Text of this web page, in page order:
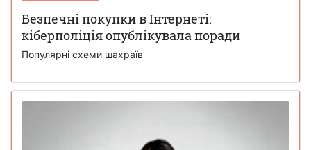
Безпечні покупки в Інтернеті:
кіберполіція опублікувала поради
Популярні схеми шахраїв